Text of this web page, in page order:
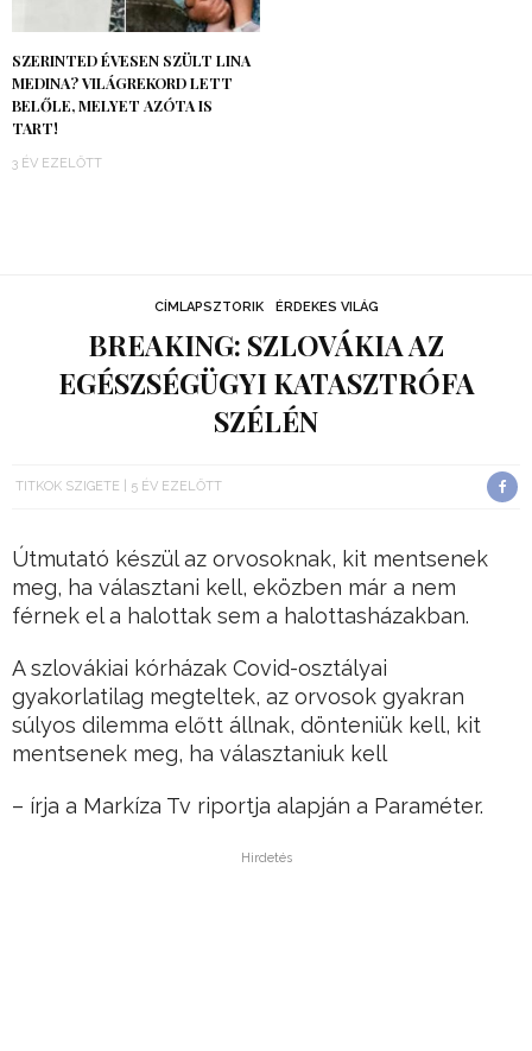
SZERINTED ÉVESEN SZÜLT LINA
MEDINA? VILÁGREKORD LETT
BELŐLE, MELYET AZÓTA IS
TART!
3 ÉV EZELŐTT
CÍMLAPSZTORIK ÉRDEKES VILÁG
BREAKING: SZLOVÁKIA AZ
EGÉSZSÉGÜGYI KATASZTRÓFA
SZÉLÉN
TITKOK SZIGETE 5 ÉV EZELŐTT
Útmutató készül az orvosoknak, kit mentsenek
meg, ha választani kell, eközben már a nem
férnek el a halottak sem a halottasházakban.
A szlovákiai kórházak Covid-osztályai
gyakorlatilag megteltek, az orvosok gyakran
súlyos dilemma előtt állnak, dönteniük kell, kit
mentsenek meg, ha választaniuk kell
– írja a Markíza Tv riportja alapján a Paraméter.
Hirdetés